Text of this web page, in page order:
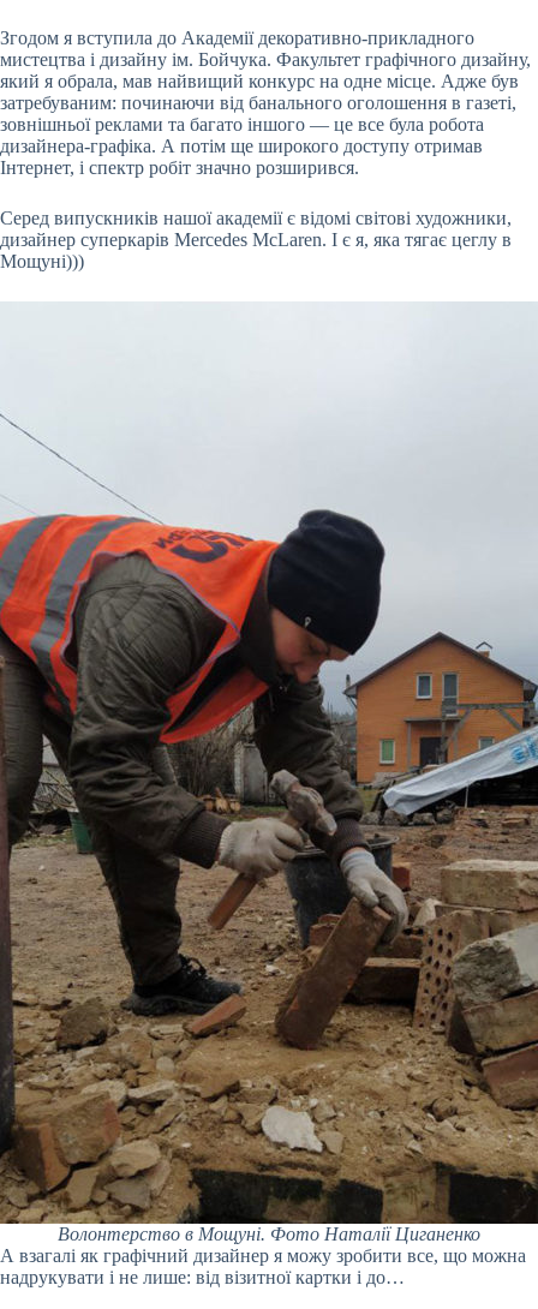
Згодом я вступила до Академії декоративно-прикладного
мистецтва і дизайну ім. Бойчука. Факультет графічного дизайну,
який я обрала, мав найвищий конкурс на одне місце. Адже був
затребуваним: починаючи від банального оголошення в газеті,
зовнішньої реклами та багато іншого — це все була робота
дизайнера-графіка. А потім ще широкого доступу отримав
Інтернет, і спектр робіт значно розширився.
Серед випускників нашої академії є відомі світові художники,
дизайнер суперкарів Mercedes McLaren. І є я, яка тягає цеглу в
Мощуні)))
Волонтерство в Мощуні. Фото Наталії Циганенко
А взагалі як графічний дизайнер я можу зробити все, що можна
надрукувати і не лише: від візитної картки і до…